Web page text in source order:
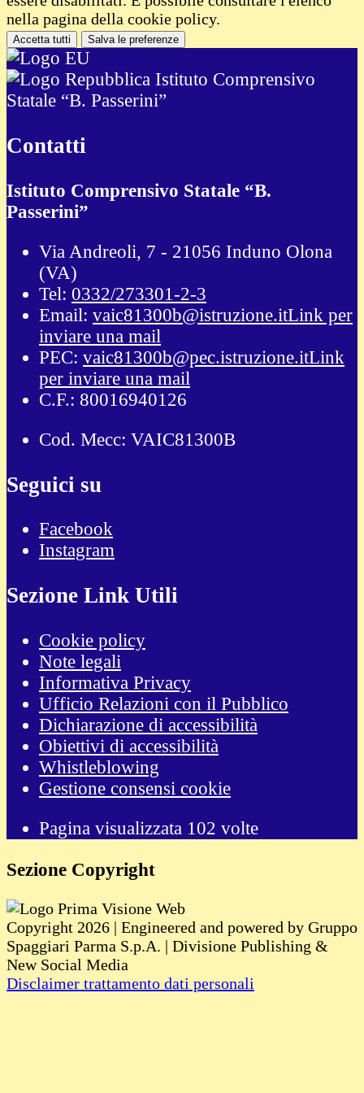
nella pagina della cookie policy.
Accetta tutti Salva le preferenze
Istituto Comprensivo
Statale “B. Passerini”
Contatti
Istituto Comprensivo Statale “B.
Passerini”
Via Andreoli, 7 - 21056 Induno Olona
(VA)
Tel: 0332/273301-2-3
Email: vaic81300b@istruzione.itLink per
inviare una mail
PEC: vaic81300b@pec.istruzione.itLink
per inviare una mail
C.F.: 80016940126
Cod. Mecc: VAIC81300B
Seguici su
Facebook
Instagram
Sezione Link Utili
Cookie policy
Note legali
Informativa Privacy
Ufficio Relazioni con il Pubblico
Dichiarazione di accessibilità
Obiettivi di accessibilità
Whistleblowing
Gestione consensi cookie
Pagina visualizzata 102 volte
Sezione Copyright
Copyright 2026 | Engineered and powered by Gruppo
Spaggiari Parma S.p.A. | Divisione Publishing &
New Social Media
Disclaimer trattamento dati personali